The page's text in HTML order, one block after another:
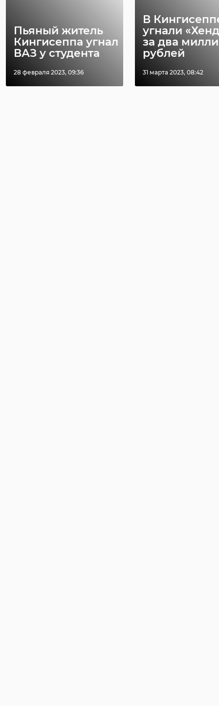
Пьяный житель
Кингисеппа угнал
ВАЗ у студента
28 февраля 2023, 09:36
В
угнали
за два
рублей
31 марта 2023, 08:42